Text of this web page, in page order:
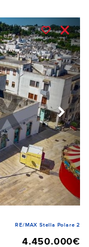
RE/MAX Stella Polare 2
4.450.000€